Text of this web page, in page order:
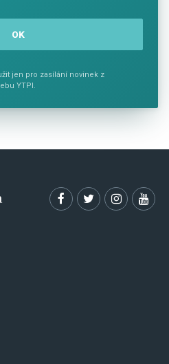
jen pro zasílání novinek z
YTPI.